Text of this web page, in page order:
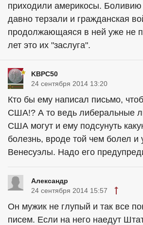
приходили америкосы. Боливию
давно терзали и гражданская
продолжающаяся в ней уже не
лет это их "заслуга".
KBPC50
24 сентября 2014 13:20
Кто бы ему написал письмо,
США!? А то ведь либеральные
США могут и ему подсунуть
болезнь, вроде той чем болел и
Венесуэлы. Надо его
Алексaндр
24 сентября 2014 15:57
Он мужик не глупый и так все
писем. Если на него наедут